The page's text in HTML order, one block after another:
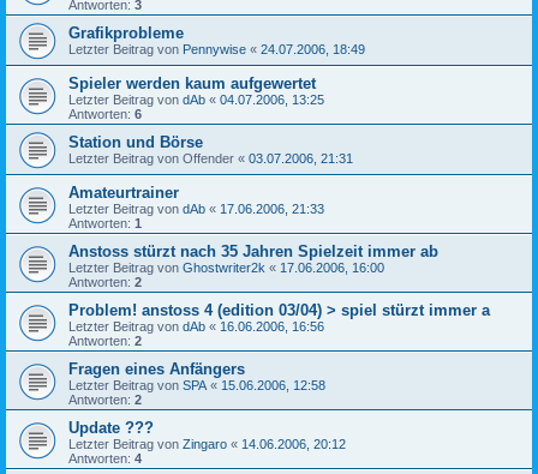
Antworten: 3
Grafikprobleme
Letzter Beitrag von Pennywise « 24.07.2006, 18:49
Spieler werden kaum aufgewertet
Letzter Beitrag von dAb « 04.07.2006, 13:25
Antworten: 6
Station und Börse
Letzter Beitrag von Offender « 03.07.2006, 21:31
Amateurtrainer
Letzter Beitrag von dAb « 17.06.2006, 21:33
Antworten: 1
Anstoss stürzt nach 35 Jahren Spielzeit immer ab
Letzter Beitrag von Ghostwriter2k « 17.06.2006, 16:00
Antworten: 2
Problem! anstoss 4 (edition 03/04) > spiel stürzt immer a
Letzter Beitrag von dAb « 16.06.2006, 16:56
Antworten: 2
Fragen eines Anfängers
Letzter Beitrag von SPA « 15.06.2006, 12:58
Antworten: 2
Update ???
Letzter Beitrag von Zingaro « 14.06.2006, 20:12
Antworten: 4